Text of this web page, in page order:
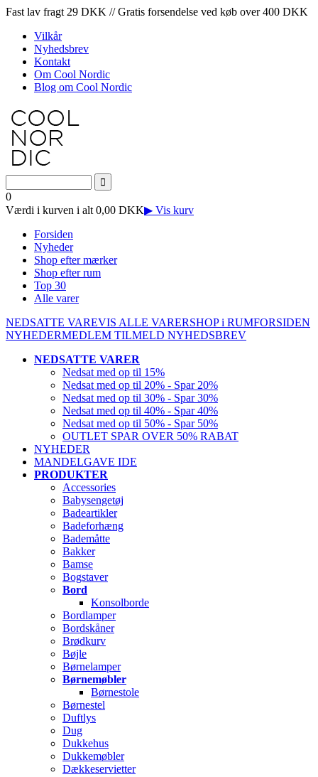
Fast lav fragt 29 DKK // Gratis forsendelse ved køb over 400 DKK
Vilkår
Nyhedsbrev
Kontakt
Om Cool Nordic
Blog om Cool Nordic
0
Værdi i kurven i alt 0,00 DKK▶ Vis kurv
Forsiden
Nyheder
Shop efter mærker
Shop efter rum
Top 30
Alle varer
NEDSATTE VAREVIS ALLE VARERSHOP i RUMFORSIDEN
NYHEDERMEDLEM TILMELD NYHEDSBREV
NEDSATTE VARER
Nedsat med op til 15%
Nedsat med op til 20% - Spar 20%
Nedsat med op til 30% - Spar 30%
Nedsat med op til 40% - Spar 40%
Nedsat med op til 50% - Spar 50%
OUTLET SPAR OVER 50% RABAT
NYHEDER
MANDELGAVE IDE
PRODUKTER
Accessories
Babysengetøj
Badeartikler
Badeforhæng
Bademåtte
Bakker
Bamse
Bogstaver
Bord
Konsolborde
Bordlamper
Bordskåner
Brødkurv
Bøjle
Børnelamper
Børnemøbler
Børnestole
Børnestel
Duftlys
Dug
Dukkehus
Dukkemøbler
Dækkeservietter